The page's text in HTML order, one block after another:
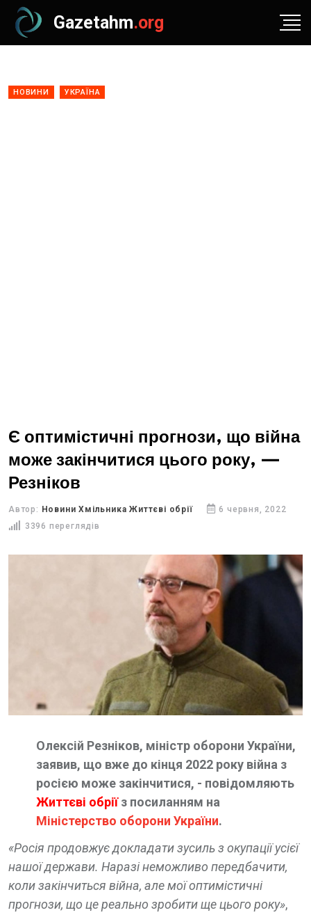
Gazetahm.org
НОВИНИ УКРАЇНА
Є оптимістичні прогнози, що війна
може закінчитися цього року, —
Резніков
Автор: Новини Хмільника Життєві обрії
6 червня, 2022
3396 переглядів
Олексій Резніков, міністр оборони України,
заявив, що вже до кінця 2022 року війна з
росією може закінчитися, - повідомляють
Життєві обріїз посиланням на
Міністерство оборони України.
«Росія продовжує докладати зусиль з окупації усієї
нашої держави. Наразі неможливо передбачити,
коли закінчиться війна, але мої оптимістичні
прогнози, що це реально зробити ще цього року»,